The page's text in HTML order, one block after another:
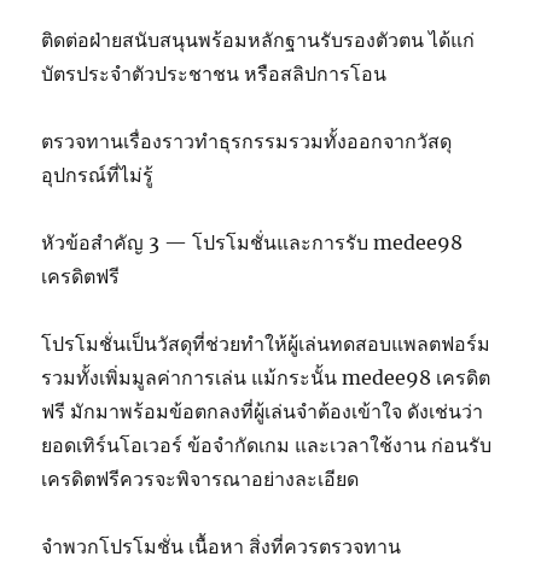
ติดต่อฝ่ายสนับสนุนพร้อมหลักฐานรับรองตัวตน ได้แก่
บัตรประจำตัวประชาชน หรือสลิปการโอน
ตรวจทานเรื่องราวทำธุรกรรมรวมทั้งออกจากวัสดุ
อุปกรณ์ที่ไม่รู้
หัวข้อสำคัญ 3 — โปรโมชั่นและการรับ medee98
เครดิตฟรี
โปรโมชั่นเป็นวัสดุที่ช่วยทำให้ผู้เล่นทดสอบแพลตฟอร์ม
รวมทั้งเพิ่มมูลค่าการเล่น แม้กระนั้น medee98 เครดิต
ฟรี มักมาพร้อมข้อตกลงที่ผู้เล่นจำต้องเข้าใจ ดังเช่นว่า
ยอดเทิร์นโอเวอร์ ข้อจำกัดเกม และเวลาใช้งาน ก่อนรับ
เครดิตฟรีควรจะพิจารณาอย่างละเอียด
จำพวกโปรโมชั่น เนื้อหา สิ่งที่ควรตรวจทาน